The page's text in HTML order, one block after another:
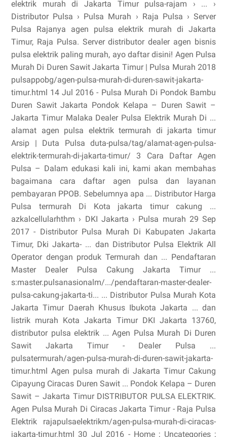
elektrik murah di Jakarta Timur pulsa-rajam › ... ›
Distributor Pulsa › Pulsa Murah › Raja Pulsa › Server
Pulsa Rajanya agen pulsa elektrik murah di Jakarta
Timur, Raja Pulsa. Server distributor dealer agen bisnis
pulsa elektrik paling murah, ayo daftar disini! Agen Pulsa
Murah Di Duren Sawit Jakarta Timur | Pulsa Murah 2018
pulsappobg/agen-pulsa-murah-di-duren-sawit-jakarta-
timur.html 14 Jul 2016 - Pulsa Murah Di Pondok Bambu
Duren Sawit Jakarta Pondok Kelapa – Duren Sawit –
Jakarta Timur Malaka Dealer Pulsa Elektrik Murah Di ...
alamat agen pulsa elektrik termurah di jakarta timur
Arsip | Duta Pulsa duta-pulsa/tag/alamat-agen-pulsa-
elektrik-termurah-di-jakarta-timur/ 3 Cara Daftar Agen
Pulsa – Dalam edukasi kali ini, kami akan membahas
bagaimana cara daftar agen pulsa dan layanan
pembayaran PPOB. Sebelumnya apa ... Distributor Harga
Pulsa termurah Di Kota jakarta timur cakung ...
azkalcellularhthm › DKI Jakarta › Pulsa murah 29 Sep
2017 - Distributor Pulsa Murah Di Kabupaten Jakarta
Timur, Dki Jakarta- ... dan Distributor Pulsa Elektrik All
Operator dengan produk Termurah dan ... Pendaftaran
Master Dealer Pulsa Cakung Jakarta Timur ...
s:master.pulsanasionalm/.../pendaftaran-master-dealer-
pulsa-cakung-jakarta-ti... ... Distributor Pulsa Murah Kota
Jakarta Timur Daerah Khusus Ibukota Jakarta ... dan
listrik murah Kota Jakarta Timur DKI Jakarta 13760,
distributor pulsa elektrik ... Agen Pulsa Murah Di Duren
Sawit Jakarta Timur - Dealer Pulsa ...
pulsatermurah/agen-pulsa-murah-di-duren-sawit-jakarta-
timur.html Agen pulsa murah di Jakarta Timur Cakung
Cipayung Ciracas Duren Sawit ... Pondok Kelapa – Duren
Sawit – Jakarta Timur DISTRIBUTOR PULSA ELEKTRIK.
Agen Pulsa Murah Di Ciracas Jakarta Timur - Raja Pulsa
Elektrik rajapulsaelektrikm/agen-pulsa-murah-di-ciracas-
jakarta-timur.html 30 Jul 2016 - Home ; Uncategories ;